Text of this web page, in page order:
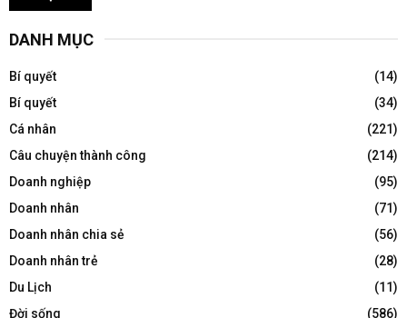
DANH MỤC
Bí quyết
(14)
Bí quyết
(34)
Cá nhân
(221)
Câu chuyện thành công
(214)
Doanh nghiệp
(95)
Doanh nhân
(71)
Doanh nhân chia sẻ
(56)
Doanh nhân trẻ
(28)
Du Lịch
(11)
Đời sống
(586)